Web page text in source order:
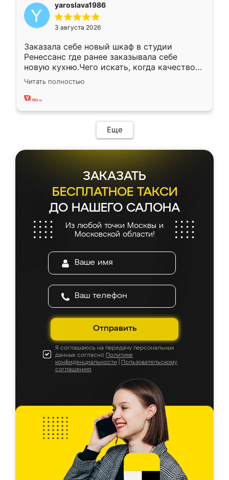
yaroslava1986
3 августа 2026
Заказала себе новый шкаф в студии
Ренессанс где ранее заказывала себе
новую кухню.Чего искать, когда качеством
вполне довольна. Служит кухня уже почти
два года, нареканий нет.
Читать полностью
Еще
ЗАКАЗАТЬ
БЕСПЛАТНОЕ ТАКСИ
ДО НАШЕГО САЛОНА
Из любой точки Москвы и
Московской области!
Отправить
Я соглашаюсь на передачу персональных
данных согласно Политике
конфиденциальности
Пользовательскому
соглашению